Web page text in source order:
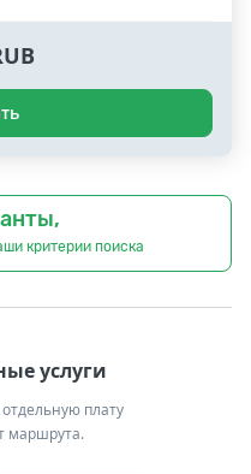
критерии поиска
услуги
плату
маршрута.